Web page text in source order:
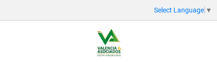
Select Language ▼